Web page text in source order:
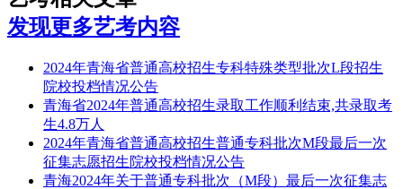
发现更多艺考内容
2024年青海省普通高校招生专科特殊类型批次L段招生
院校投档情况公告
青海省2024年普通高校招生录取工作顺利结束,共录取考
生4.8万人
2024年青海省普通高校招生普通专科批次M段最后一次
征集志愿招生院校投档情况公告
青海2024年关于普通专科批次（M段）最后一次征集志